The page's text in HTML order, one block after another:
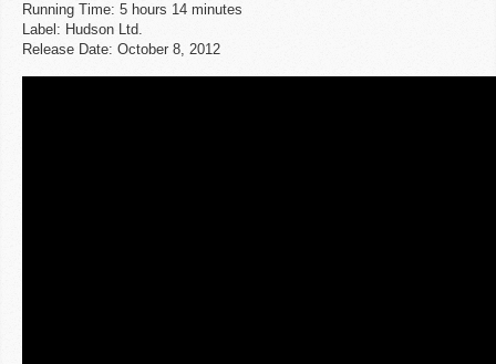
Running Time: 5 hours 14 minutes
Label: Hudson Ltd.
Release Date: October 8, 2012